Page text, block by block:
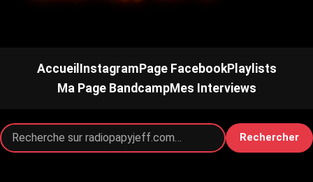
Accueil InstagramPage FacebookPlaylists
Ma Page BandcampMes Interviews
Rechercher